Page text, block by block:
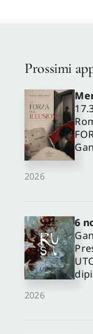
Prossimi
2026
2026
6